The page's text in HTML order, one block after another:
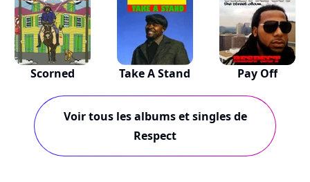
Scorned Take A Stand Pay Off
Voir tous les albums et singles de
Respect